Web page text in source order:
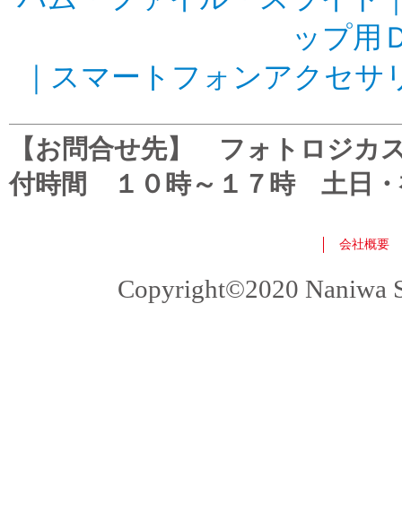
ップ用
スマートフォンアクセサ
【お問合せ先】 フォトロジ
付時間 １０時～１７時 土日・
会社概要
Copyright©2020 Naniwa